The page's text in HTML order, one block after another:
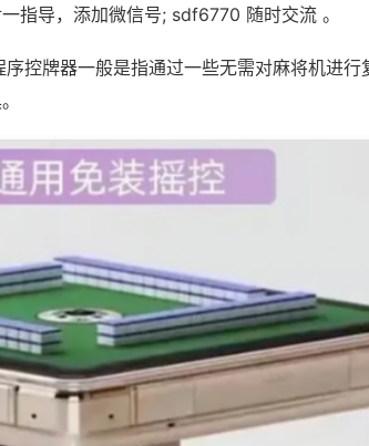
指导，添加微信号; sdf6770 随时交流 。
控牌器一般是指通过一些无需对麻将机进行